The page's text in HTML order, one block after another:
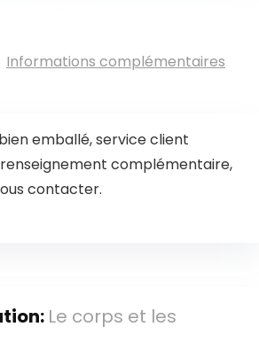
Informations complémentaires
emballé, service client
complémentaire,
contacter.
Le corps et les